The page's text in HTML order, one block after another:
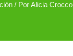
/ PorAlicia Crocco